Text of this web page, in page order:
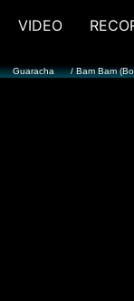
VIDEO
Guaracha / Bam Bam